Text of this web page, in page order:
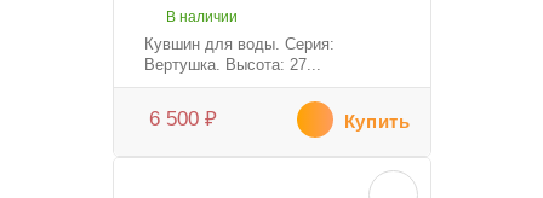
В наличии
Кувшин для воды. Серия:
Вертушка. Высота: 27...
6 500 ₽ Купить